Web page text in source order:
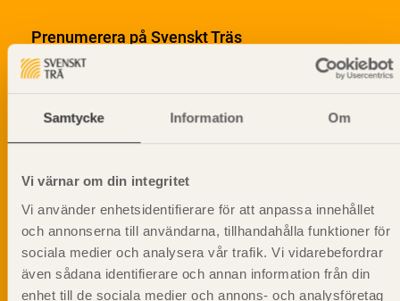
Samtycke Information Om
Vi värnar om din integritet
Vi använder enhetsidentifierare för att anpassa innehållet
och annonserna till användarna, tillhandahålla funktioner för
sociala medier och analysera vår trafik. Vi vidarebefordrar
även sådana identifierare och annan information från din
enhet till de sociala medier och annons- och analysföretag
Prenumerera på Svenskt Träs
informationsutskick!